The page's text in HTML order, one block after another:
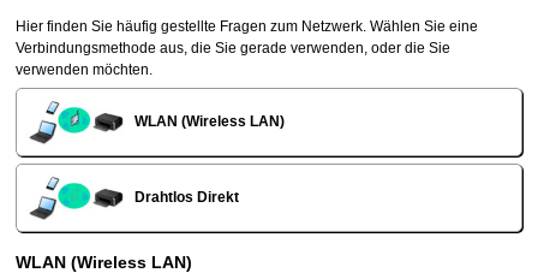
Hier finden Sie häufig gestellte Fragen zum Netzwerk. Wählen Sie eine
Verbindungsmethode aus, die Sie gerade verwenden, oder die Sie
verwenden möchten.
WLAN (Wireless LAN)
Drahtlos Direkt
WLAN (Wireless LAN)